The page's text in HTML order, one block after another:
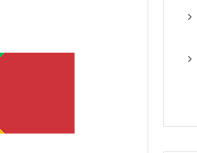
кросівки, кеди та
без стресу: що